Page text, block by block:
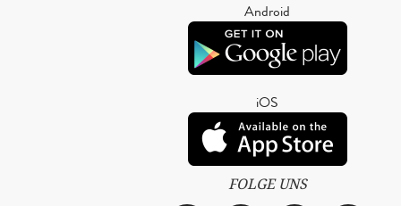
Android
iOS
FOLGE UNS